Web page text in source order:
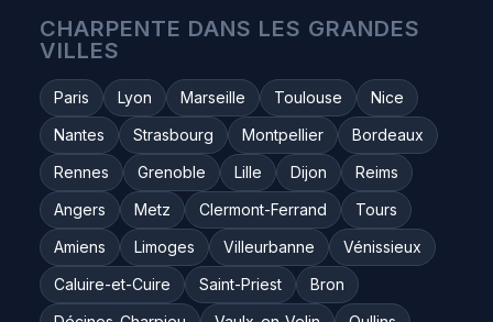
CHARPENTE DANS LES GRANDES
VILLES
Paris Lyon Marseille Toulouse
Nice
Nantes
Strasbourg Montpellier
Bordeaux
Rennes
Grenoble Lille Dijon
Reims
Angers
Metz Clermont-Ferrand
Tours
Amiens
Limoges Villeurbanne
Vénissieux
Caluire-et-Cuire
Saint-Priest
Bron